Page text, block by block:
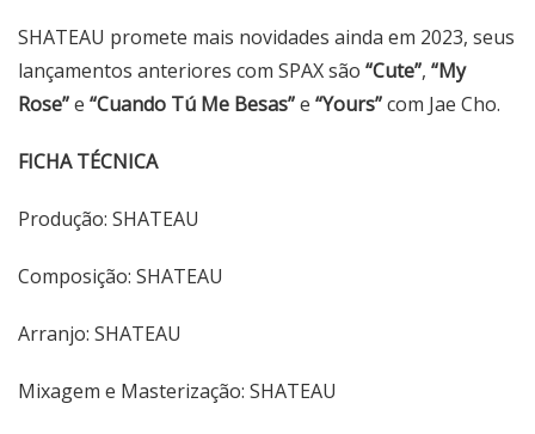
SHATEAU promete mais novidades ainda em 2023, seus
lançamentos anteriores com SPAX são “Cute”, “My
Rose”e “Cuando Tú Me Besas”e “Yours”com Jae Cho.
FICHA TÉCNICA
Produção: SHATEAU
Composição: SHATEAU
Arranjo: SHATEAU
Mixagem e Masterização: SHATEAU